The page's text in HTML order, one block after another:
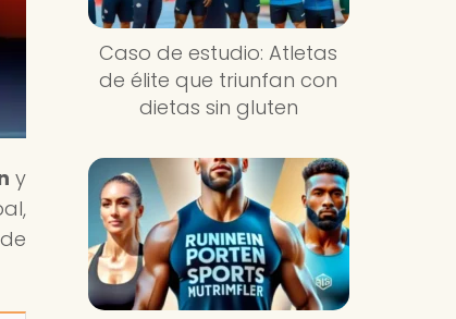
y
Caso de estudio: Atletas
de élite que triunfan con
dietas sin gluten